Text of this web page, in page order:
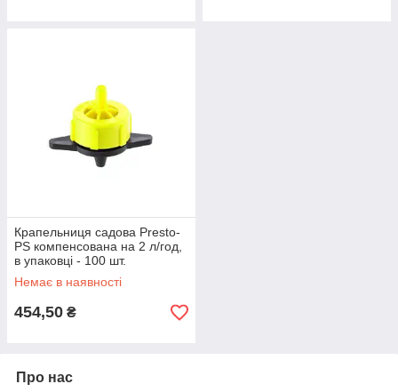
Крапельниця садова Presto-
PS компенсована на 2 л/год,
в упаковці - 100 шт.
(РСТ-0102Y)
Немає в наявності
454,50 ₴
Про нас